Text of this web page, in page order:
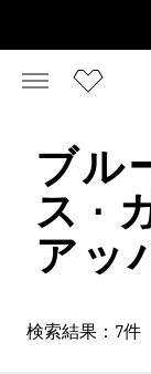
ブル
ス ·
アッ
検索結果：7件